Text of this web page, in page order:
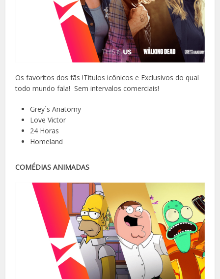
Os favoritos dos fãs !Títulos icônicos e Exclusivos do qual
todo mundo fala! Sem intervalos comerciais!
Grey´s Anatomy
Love Victor
24 Horas
Homeland
COMÉDIAS ANIMADAS